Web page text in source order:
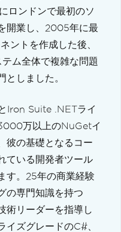
ロンドンで最初のソ
開業し、2005年に最
ントを作成した後、
ム全体で複雑な問題
としました。
Iron Suite .NETライ
万以上のNuGetイ
彼の基礎となるコー
ている開発者ツール
す。25年の商業経験
の専門知識を持つ
術リーダーを指導し
イズグレードのC#、